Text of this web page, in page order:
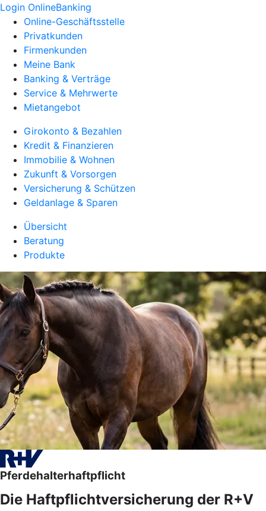
Login OnlineBanking
Online-Geschäftsstelle
Privatkunden
Firmenkunden
Meine Bank
Banking & Verträge
Service & Mehrwerte
Mietangebot
Girokonto & Bezahlen
Kredit & Finanzieren
Immobilie & Wohnen
Zukunft & Vorsorgen
Versicherung & Schützen
Geldanlage & Sparen
Übersicht
Beratung
Produkte
Pferdehalterhaftpflicht
Die Haftpflichtversicherung der R+V